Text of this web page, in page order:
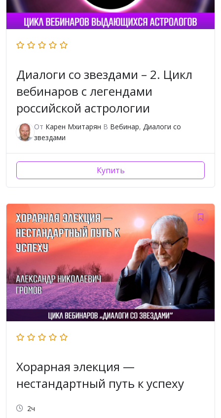
Диалоги со звездами – 2. Цикл
вебинаров с легендами
российской астрологии
От Карен Мхитарян В Вебинар, Диалоги со
звездами
Купить
Хорарная элекция —
нестандартный путь к успеху
2ч